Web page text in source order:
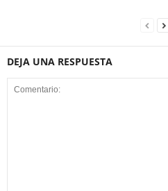
DEJA UNA RESPUESTA